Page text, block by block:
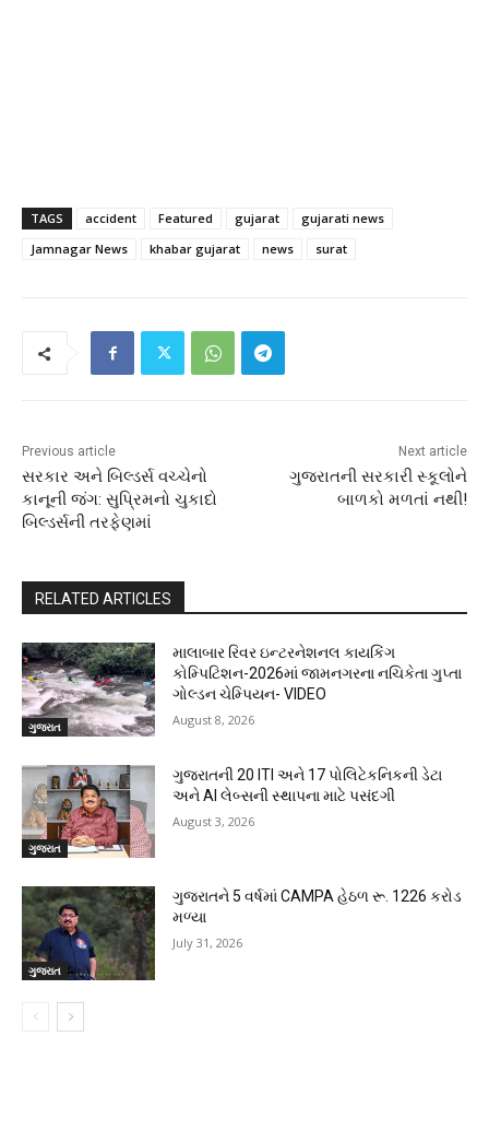
TAGS accident Featured gujarat
gujarati news
Jamnagar News
khabar gujarat news surat
Previous article
સરકાર અને બિલ્ડર્સ વચ્ચેનો
કાનૂની જંગ: સુપ્રિમનો ચુકાદો
બિલ્ડર્સની તરફેણમાં
Next article
ગુજરાતની સરકારી સ્કૂલોને
બાળકો મળતાં નથી!
RELATED ARTICLES
ગુજરાત
માલાબાર રિવર ઇન્ટરનેશનલ કાયકિંગ
કોમ્પિટિશન-2026માં જામનગરના નચિકેતા ગુપ્તા
ગોલ્ડન ચેમ્પિયન- VIDEO
August 8, 2026
ગુજરાત
ગુજરાતની 20 ITI અને 17 પોલિટેકનિકની ડેટા
અને AI લેબ્સની સ્થાપના માટે પસંદગી
August 3, 2026
ગુજરાત
ગુજરાતને 5 વર્ષમાં CAMPA હેઠળ રૂ. 1226 કરોડ
મળ્યા
July 31, 2026